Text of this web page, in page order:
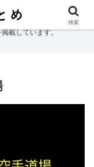
・キックボクシング・ボ
載しています。
検索